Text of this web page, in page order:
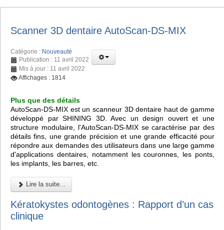
Scanner 3D dentaire AutoScan-DS-MIX
Catégorie : Nouveauté
Publication : 11 avril 2022
Mis à jour : 11 avril 2022
Affichages : 1814
Plus que des détails
AutoScan-DS-MIX est un scanneur 3D dentaire haut de gamme
développé par SHINING 3D. Avec un design ouvert et une
structure modulaire, l'AutoScan-DS-MIX se caractérise par des
détails fins, une grande précision et une grande efficacité pour
répondre aux demandes des utilisateurs dans une large gamme
d'applications dentaires, notamment les couronnes, les ponts,
les implants, les barres, etc.
Lire la suite...
Kératokystes odontogènes : Rapport d’un cas
clinique